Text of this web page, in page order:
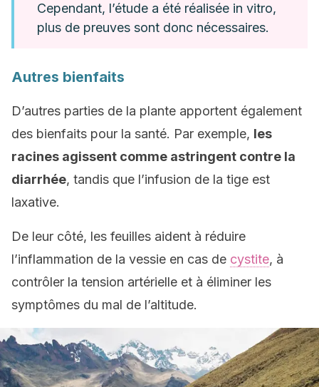
Cependant, l’étude a été réalisée in vitro,
plus de preuves sont donc nécessaires.
Autres bienfaits
D’autres parties de la plante apportent également
des bienfaits pour la santé. Par exemple, les
racines agissent comme astringent contre la
diarrhée, tandis que l’infusion de la tige est
laxative.
De leur côté, les feuilles aident à réduire
l’inflammation de la vessie en cas de cystite, à
contrôler la tension artérielle et à éliminer les
symptômes du mal de l’altitude.